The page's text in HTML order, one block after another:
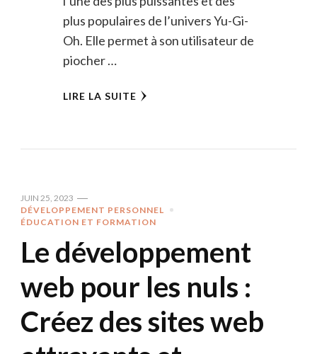
plus populaires de l’univers Yu-Gi-
Oh. Elle permet à son utilisateur de
piocher …
LIRE LA SUITE
JUIN 25, 2023
DÉVELOPPEMENT PERSONNEL
ÉDUCATION ET FORMATION
Le développement
web pour les nuls :
Créez des sites web